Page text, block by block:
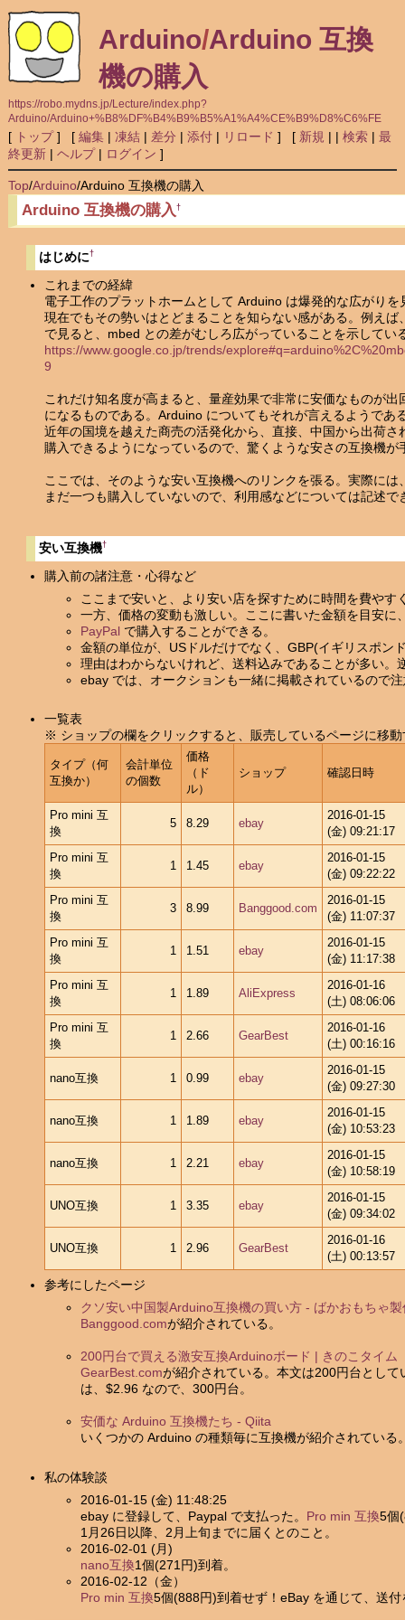
Arduino/Arduino 互換
機の購入
https://robo.mydns.jp/Lecture/index.php?
Arduino/Arduino+%B8%DF%B4%B9%B5%A1%A4%CE%B9%D8%C6%FE
[ トップ] [ 編集| 凍結 | 差分 | 添付| リロード ] [ 新規 | | 検索| 最
終更新| ヘルプ| ログイン ]
Top/Arduino/Arduino 互換機の購入
Arduino 互換機の購入†
はじめに†
これまでの経緯
電子工作のプラットホームとして Arduino は爆発的な広がりを
現在でもその勢いはとどまることを知らない感がある。例えば
で見ると、mbed との差がむしろ広がっていることを示してい
https://www.google.co.jp/trends/
9
これだけ知名度が高まると、量産効果で非常に安価なものが出
になるものである。Arduino についてもそれが言えるようであ
近年の国境を越えた商売の活発化から、直接、中国から出荷さ
購入できるようになっているので、驚くような安さの互換機が
ここでは、そのような安い互換機へのリンクを張る。実際には
まだ一つも購入していないので、利用感などについては記述で
安い互換機†
購入前の諸注意・心得など
ここまで安いと、より安い店を探すために時間を費や
一方、価格の変動も激しい。ここに書いた金額を目安に
PayPalで購入することができる。
金額の単位が、USドルだけでなく、GBP(イギリスポン
理由はわからないけれど、送料込みであることが多い。
ebay では、オークションも一緒に掲載されているので
一覧表
※ ショップの欄をクリックすると、販売しているページに移動
タイプ（何
互換か）
会計単位
の個数
価格
（ド
ル）
ショップ 確認日時
Pro mini 互
換
5 8.29 ebay
2016-01-15
(金) 09:21:17
Pro mini 互
換
1 1.45 ebay
2016-01-15
(金) 09:22:22
Pro mini 互
換
3 8.99 Banggood.com
2016-01-15
(金) 11:07:37
Pro mini 互
換
1 1.51 ebay
2016-01-15
(金) 11:17:38
Pro mini 互
換
1 1.89 AliExpress
2016-01-16
(土) 08:06:06
Pro mini 互
換
1 2.66 GearBest
2016-01-16
(土) 00:16:16
nano互換 1 0.99 ebay
2016-01-15
(金) 09:27:30
nano互換 1 1.89 ebay
2016-01-15
(金) 10:53:23
nano互換 1 2.21 ebay
2016-01-15
(金) 10:58:19
UNO互換 1 3.35 ebay
2016-01-15
(金) 09:34:02
UNO互換 1 2.96 GearBest
2016-01-16
(土) 00:13:57
参考にしたページ
クソ安い中国製Arduino互換機の買い方 - ばかおもちゃ製
Banggood.comが紹介されている。
200円台で買える激安互換Arduinoボード | きのこタイム
GearBest.comが紹介されている。本文は200円台とし
は、$2.96 なので、300円台。
安価な Arduino 互換機たち - Qiita
いくつかの Arduino の種類毎に互換機が紹介されている
私の体験談
2016-01-15 (金) 11:48:25
ebay に登録して、Paypal で支払った。 Pro min 互換5個
1月26日以降、2月上旬までに届くとのこと。
2016-02-01 (月)
nano互換1個(271円)到着。
2016-02-12（金）
Pro min 互換5個(888円)到着せず！eBay を通じて、送付